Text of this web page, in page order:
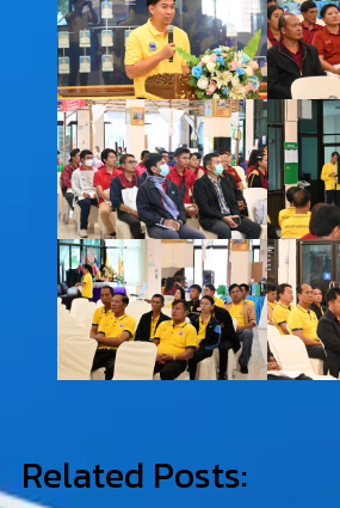
Related Posts: